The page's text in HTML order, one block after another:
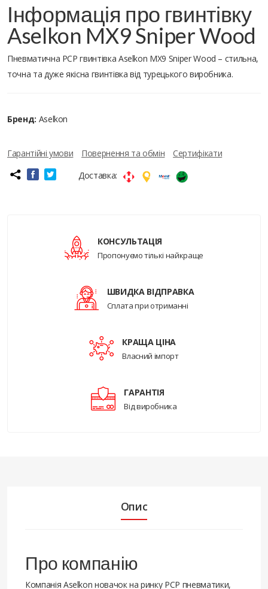
Інформація про гвинтівку
Aselkon MX9 Sniper Wood
Пневматична PCP гвинтівка Aselkon MX9 Sniper Wood – стильна,
точна та дуже якісна гвинтівка від турецького виробника.
Бренд: Aselkon
Гарантійні умови Повернення та обмін
Сертифікати
Доставка:
КОНСУЛЬТАЦІЯ
Пропонуємо тількі найкраще
ШВИДКА ВІДПРАВКА
Сплата при отриманні
КРАЩА ЦІНА
Власний імпорт
ГАРАНТІЯ
Від виробника
Опис
Про компанію
Компанія Aselkon новачок на ринку PCP пневматики,